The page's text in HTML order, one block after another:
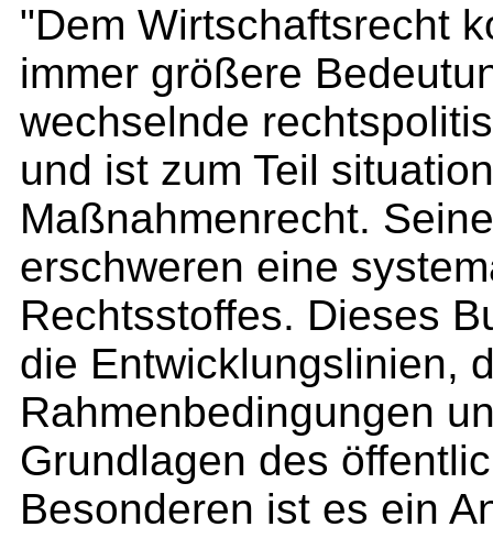
"Dem Wirtschaftsrecht
immer größere
wechselnde
und ist zum Teil
Maßnahmenrecht.
erschweren eine
Rechtsstoffes. Dieses
die Entwicklungslinien,
Rahmenbedingungen
Grundlagen des
Besonderen ist es ein